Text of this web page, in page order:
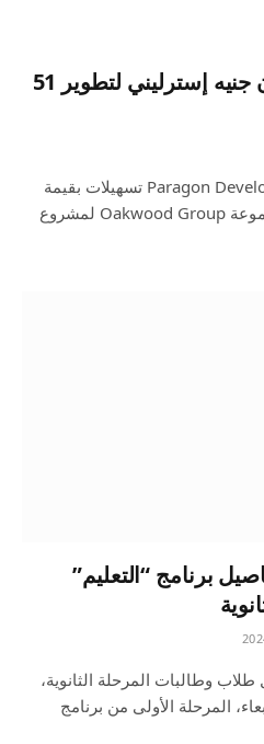
تقدم باراجون 8.8 مليون جنيه إسترليني لتطوير 51
قدمت شركة Paragon Development Finance تسهيلات بقيمة
8.8 مليون جنيه إسترليني لمجموعة Oakwood Group لمشروع
برنامج “التعليم”
وطالبات المرحلة الثانوية،
المرحلة الأولى من برنامج